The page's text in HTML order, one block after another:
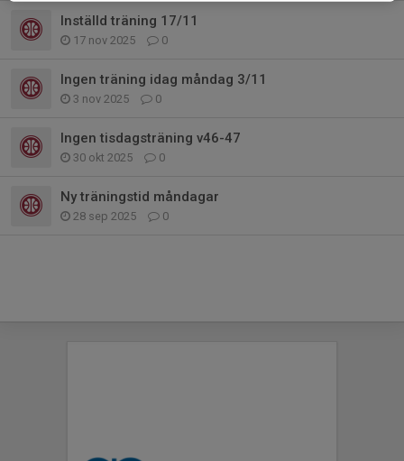
Inställd träning 17/11
17 nov 2025 0
Ingen träning idag måndag 3/11
3 nov 2025 0
Ingen tisdagsträning v46-47
30 okt 2025 0
Ny träningstid måndagar
28 sep 2025 0